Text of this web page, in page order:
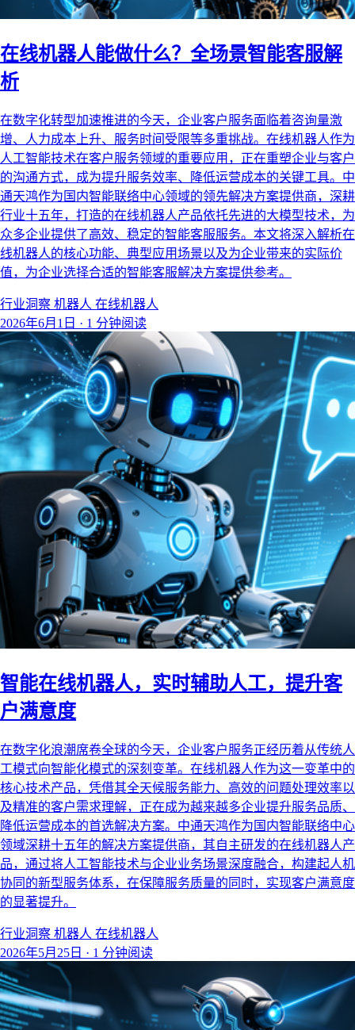
在线机器人能做什么？全场景智能客服解
析
在数字化转型加速推进的今天，企业客户服务面临着咨询量激
增、人力成本上升、服务时间受限等多重挑战。在线机器人作为
人工智能技术在客户服务领域的重要应用，正在重塑企业与客户
的沟通方式，成为提升服务效率、降低运营成本的关键工具。中
通天鸿作为国内智能联络中心领域的领先解决方案提供商，深耕
行业十五年，打造的在线机器人产品依托先进的大模型技术，为
众多企业提供了高效、稳定的智能客服服务。本文将深入解析在
线机器人的核心功能、典型应用场景以及为企业带来的实际价
值，为企业选择合适的智能客服解决方案提供参考。
行业洞察 机器人 在线机器人
2026年6月1日 · 1 分钟阅读
智能在线机器人，实时辅助人工，提升客
户满意度
在数字化浪潮席卷全球的今天，企业客户服务正经历着从传统人
工模式向智能化模式的深刻变革。在线机器人作为这一变革中的
核心技术产品，凭借其全天候服务能力、高效的问题处理效率以
及精准的客户需求理解，正在成为越来越多企业提升服务品质、
降低运营成本的首选解决方案。中通天鸿作为国内智能联络中心
领域深耕十五年的解决方案提供商，其自主研发的在线机器人产
品，通过将人工智能技术与企业业务场景深度融合，构建起人机
协同的新型服务体系，在保障服务质量的同时，实现客户满意度
的显著提升。
行业洞察 机器人 在线机器人
2026年5月25日 · 1 分钟阅读